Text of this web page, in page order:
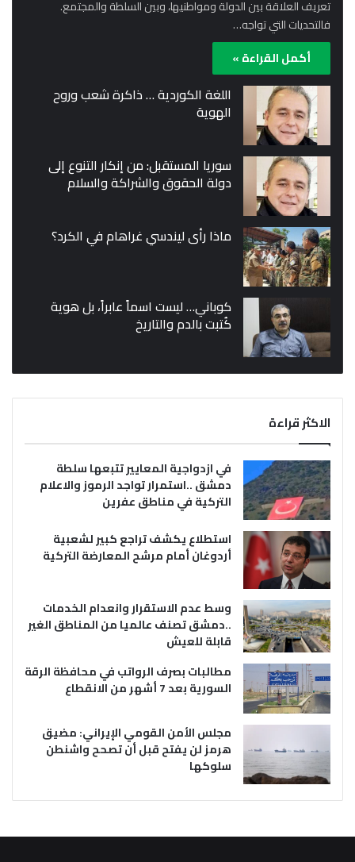
تعريف العلاقة بين الدولة ومواطنيها، وبين السلطة والمجتمع.
فالتحديات التي تواجه…
أكمل القراءة »
اللغة الكوردية … ذاكرة شعب وروح
الهوية
سوريا المستقبل: من إنكار التنوع إلى
دولة الحقوق والشراكة والسلام
ماذا رأى ليندسي غراهام في الكرد؟
كوباني… ليست اسماً عابراً، بل هوية
كُتبت بالدم والتاريخ
الاكثر قراءة
في ازدواجية المعايير تتبعها سلطة
دمشق ..استمرار تواجد الرموز والاعلام
التركية في مناطق عفرين
استطلاع يكشف تراجع كبير لشعبية
أردوغان أمام مرشح المعارضة التركية
وسط عدم الاستقرار وانعدام الخدمات
..دمشق تصنف عالميا من المناطق الغير
قابلة للعيش
مطالبات بصرف الرواتب في محافظة الرقة
السورية بعد 7 أشهر من الانقطاع
مجلس الأمن القومي الإيراني: مضيق
هرمز لن يفتح قبل أن تصحح واشنطن
سلوكها